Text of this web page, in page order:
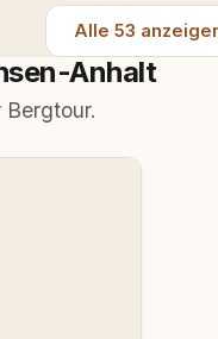
Alle 53
Anhalt